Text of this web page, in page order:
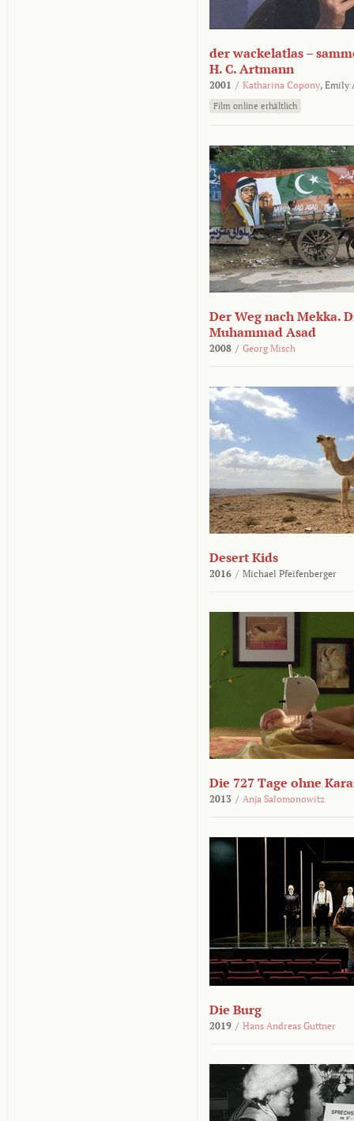
der wackelatlas –
H. C. Artmann
2001 / Katharina Copony, Emily
Film online erhältlich
Der Weg nach Mekka.
Muhammad Asad
2008 / Georg Misch
Desert Kids
2016 / Michael Pfeifenberger
Die 727 Tage ohne
2013 / Anja Salomonowitz
Die Burg
2019 / Hans Andreas Guttner